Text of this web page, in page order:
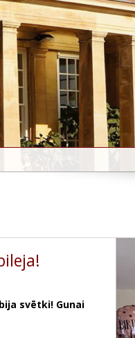
svētki! Gunai